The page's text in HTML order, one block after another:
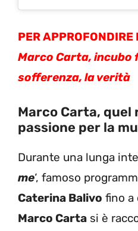
PER APPROFONDIRE
Marco Carta,
sofferenza, la verità
Marco Carta,
passione per la
Durante una lunga
me‘, famoso
Caterina Balivo fino a
Marco Carta si è